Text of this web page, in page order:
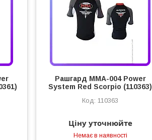
Рашгард MMA-004 Power
System Red Scorpio (110363)
110363
Ціну уточнюйте
Немає в наявності